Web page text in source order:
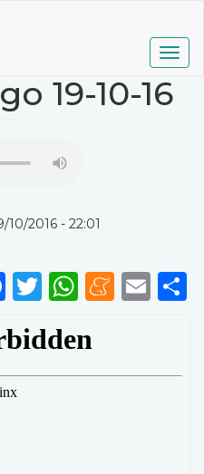
19-10-16
10/2016 - 22:01
Facebook
Twitter